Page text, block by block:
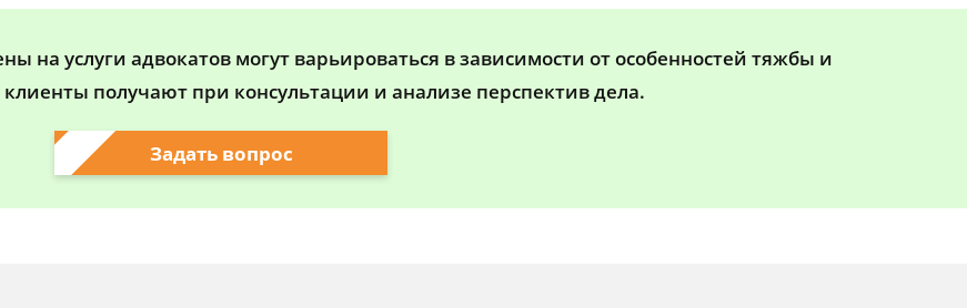
на услуги адвокатов могут варьироваться в зависимости от особенностей тяжбы и
получают при консультации и анализе перспектив дела.
Задать вопрос